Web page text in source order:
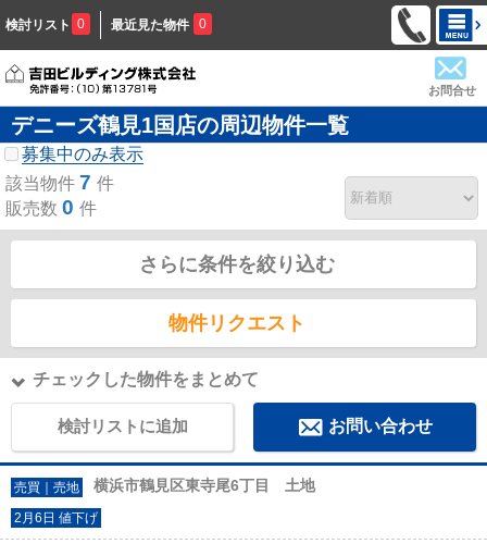
検討リスト 0 最近見た物件 0
お問合せ
デニーズ鶴見1国店の周辺物件一覧
募集中のみ表示
該当物件 7 件
販売数 0 件
さらに条件を絞り込む
物件リクエスト
チェックした物件をまとめて
検討リストに追加 お問い合わせ
売買｜売地 横浜市鶴見区東寺尾6丁目 土地
2月6日 値下げ